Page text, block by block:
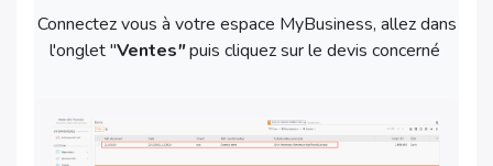
Connectez vous à votre espace MyBusiness, allez dans
l'onglet "Ventes"puis cliquez sur le devis concerné